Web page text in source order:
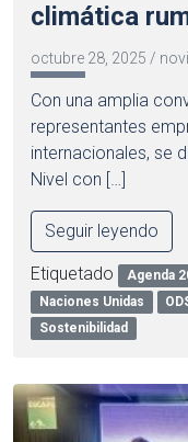
climática
octubre 28, 2025 /
Con una amplia
representantes
internacionales, se
Nivel con […]
Seguir leyendo
Etiquetado Agenda
Naciones Unidas
Sostenibilidad